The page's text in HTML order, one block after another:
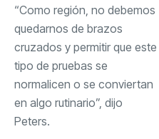
“Como región, no debemos
quedarnos de brazos
cruzados y permitir que este
tipo de pruebas se
normalicen o se conviertan
en algo rutinario”, dijo
Peters.